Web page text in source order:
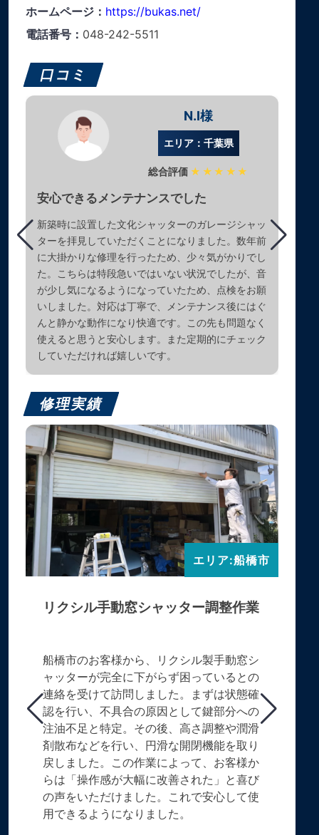
ホームページ： https://bukas.net/
電話番号： 048-242-5511
口コミ
N.I様
エリア：千葉県
総合評価 ★★★★★
安心できるメンテナンスでした
新築時に設置した文化シャッターのガレージシャッ
ターを拝見していただくことになりました。数年前
に大掛かりな修理を行ったため、少々気がかりでし
た。こちらは特段急いではいない状況でしたが、音
が少し気になるようになっていたため、点検をお願
いしました。対応は丁寧で、メンテナンス後にはぐ
んと静かな動作になり快適です。この先も問題なく
使えると思うと安心します。また定期的にチェック
していただければ嬉しいです。
修理実績
エリア:船橋市
リクシル手動窓シャッター調整作業
船橋市のお客様から、リクシル製手動窓シ
ャッターが完全に下がらず困っているとの
連絡を受けて訪問しました。まずは状態確
認を行い、不具合の原因として鍵部分への
注油不足と特定。その後、高さ調整や潤滑
剤散布などを行い、円滑な開閉機能を取り
戻しました。この作業によって、お客様か
らは「操作感が大幅に改善された」と喜び
の声をいただけました。これで安心して使
用できるようになりました。